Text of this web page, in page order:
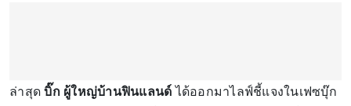
ล่าสุด บิ๊ก ผู้ใหญ่บ้านฟินแลนด์ ได้ออกมาไลฟ์ชี้แจงในเฟซบุ๊ก